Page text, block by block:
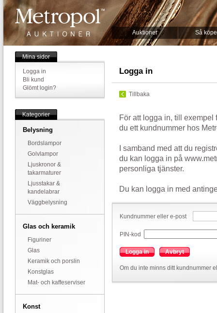
Auktioner Så
Mina sidor
Logga in
Bli kund
Glömt login?
Kategorier
Belysning
Bordslampor
Golvlampor
Ljuskronor &
takarmaturer
Ljusstakar &
kandelabrar
Väggbelysning
Glas och keramik
Figuriner
Glas
Keramik och porslin
Konstglas
Mat- och kaffeserviser
Konst
Logga in
Tillbaka
För att logga in, till exempel
du ett kundnummer hos
I samband med att du
du kan logga in på
personliga tjänster.
Du kan logga in med
Kundnummer eller e-post
PIN-kod
Logga in Avbryt
Om du inte minns ditt kundnummer